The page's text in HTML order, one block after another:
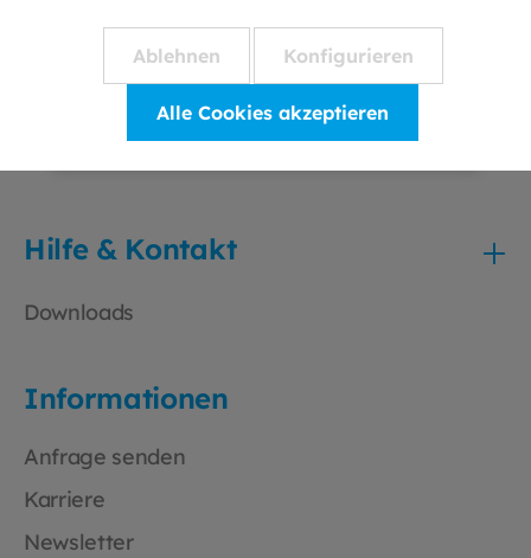
Hilfe & Kontakt
Downloads
Informationen
Anfrage senden
Karriere
Newsletter
Ablehnen Konfigurieren
Alle Cookies akzeptieren